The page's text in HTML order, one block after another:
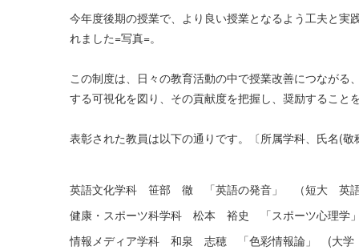
経営学科
目指せる主な進路・取得できる教員免許
今年度後期の授業で、より良い授業となるよう工夫と
れました=写真=。
この制度は、日々の教育活動の中で授業改善につなが
する可視化を図り、その貢献度を把握し、奨励すること
表彰された教員は以下の通りです。〔所属学科、氏名(
英語文化学科 笹部 徹 「英語の発音」 （短大 英語
健康・スポーツ科学科 松本 裕史 「スポーツ心理学
情報メディア学科 和泉 志穂 「色彩情報論」 (大学